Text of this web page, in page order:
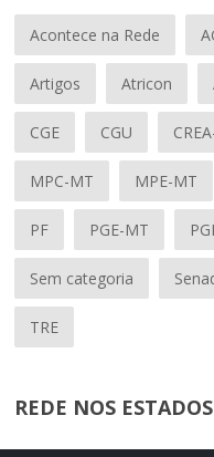
Acontece na Rede
Artigos Atricon
CGE CGU
MPC-MT MPE-MT
PF PGE-MT
Sem categoria
TRE
REDE NOS ESTADOS